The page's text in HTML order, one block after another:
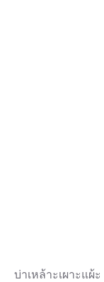
บ่าเหล้าะเผาะแผ้ะ